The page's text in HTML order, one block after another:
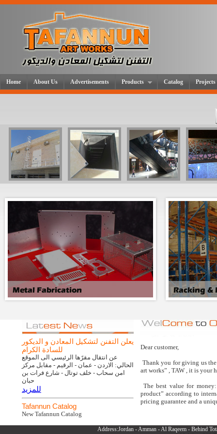
Home About Us Advertisements Products Catalog Projects
يعلن التفنن لتشكيل المعادن و الديكور
للسادة الكرام
عن انتقال مقرًها الرئيسي الى الموقع
الحالي: الاردن - عمان - الرقيم - مقابل مركز
امن سحاب - خلف توتال - شارع فرات بن
حبان
للمزيد
Tafannun Catalog
New Tafannun Catalog
Dear customer,
Thank you for giving us
art works” , TAW , it is your
The best value for
product” according to
pricing guarantee and a
Address:Jordan - Amman - Al Raqeem - Behind